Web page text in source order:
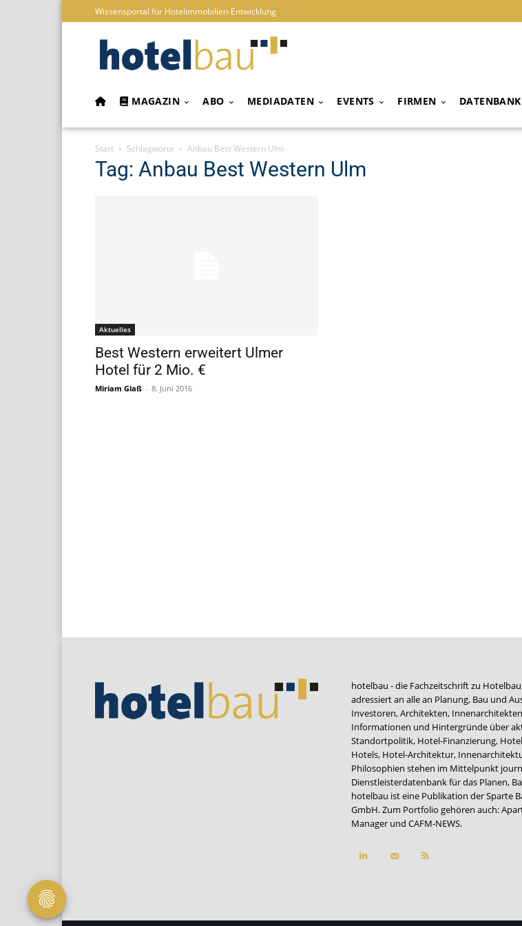
Wissensportal für Hotelimmobilien-Entwicklung
MAGAZIN ABO MEDIADATEN EVENTS FIRMEN
Start Schlagworte Anbau Best Western Ulm
Tag: Anbau Best Western Ulm
Aktuelles
Best Western erweitert Ulmer
Hotel für 2 Mio. €
Miriam Glaß - 8. Juni 2016
hotelbau - die Fachzeitschrift zu
adressiert an alle an Planung, Bau und
Investoren, Architekten,
Informationen und Hintergründe über
Standortpolitik, Hotel-Finanzierung,
Hotels, Hotel-Architektur,
Philosophien stehen im Mittelpunkt
Dienstleisterdatenbank für das Planen,
hotelbau ist eine Publikation der Sparte
GmbH. Zum Portfolio gehören auch:
Manager und CAFM-NEWS.